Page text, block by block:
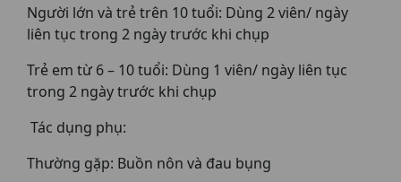
Người lớn và trẻ trên 10 tuổi: Dùng 2 viên/ ngày
liên tục trong 2 ngày trước khi chụp
Trẻ em từ 6 – 10 tuổi: Dùng 1 viên/ ngày liên tục
trong 2 ngày trước khi chụp
Tác dụng phụ:
Thường gặp: Buồn nôn và đau bụng